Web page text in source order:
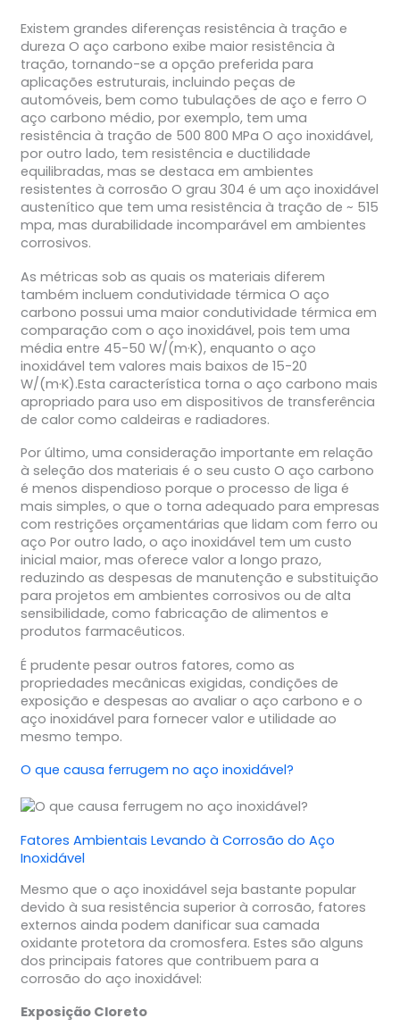
Existem grandes diferenças resistência à tração e
dureza O aço carbono exibe maior resistência à
tração, tornando-se a opção preferida para
aplicações estruturais, incluindo peças de
automóveis, bem como tubulações de aço e ferro O
aço carbono médio, por exemplo, tem uma
resistência à tração de 500 800 MPa O aço inoxidável,
por outro lado, tem resistência e ductilidade
equilibradas, mas se destaca em ambientes
resistentes à corrosão O grau 304 é um aço inoxidável
austenítico que tem uma resistência à tração de ~ 515
mpa, mas durabilidade incomparável em ambientes
corrosivos.
As métricas sob as quais os materiais diferem
também incluem condutividade térmica O aço
carbono possui uma maior condutividade térmica em
comparação com o aço inoxidável, pois tem uma
média entre 45-50 W/(m·K), enquanto o aço
inoxidável tem valores mais baixos de 15-20
W/(m·K).Esta característica torna o aço carbono mais
apropriado para uso em dispositivos de transferência
de calor como caldeiras e radiadores.
Por último, uma consideração importante em relação
à seleção dos materiais é o seu custo O aço carbono
é menos dispendioso porque o processo de liga é
mais simples, o que o torna adequado para empresas
com restrições orçamentárias que lidam com ferro ou
aço Por outro lado, o aço inoxidável tem um custo
inicial maior, mas oferece valor a longo prazo,
reduzindo as despesas de manutenção e substituição
para projetos em ambientes corrosivos ou de alta
sensibilidade, como fabricação de alimentos e
produtos farmacêuticos.
É prudente pesar outros fatores, como as
propriedades mecânicas exigidas, condições de
exposição e despesas ao avaliar o aço carbono e o
aço inoxidável para fornecer valor e utilidade ao
mesmo tempo.
O que causa ferrugem no aço inoxidável?
Fatores Ambientais Levando à Corrosão do Aço
Inoxidável
Mesmo que o aço inoxidável seja bastante popular
devido à sua resistência superior à corrosão, fatores
externos ainda podem danificar sua camada
oxidante protetora da cromosfera. Estes são alguns
dos principais fatores que contribuem para a
corrosão do aço inoxidável:
Exposição Cloreto